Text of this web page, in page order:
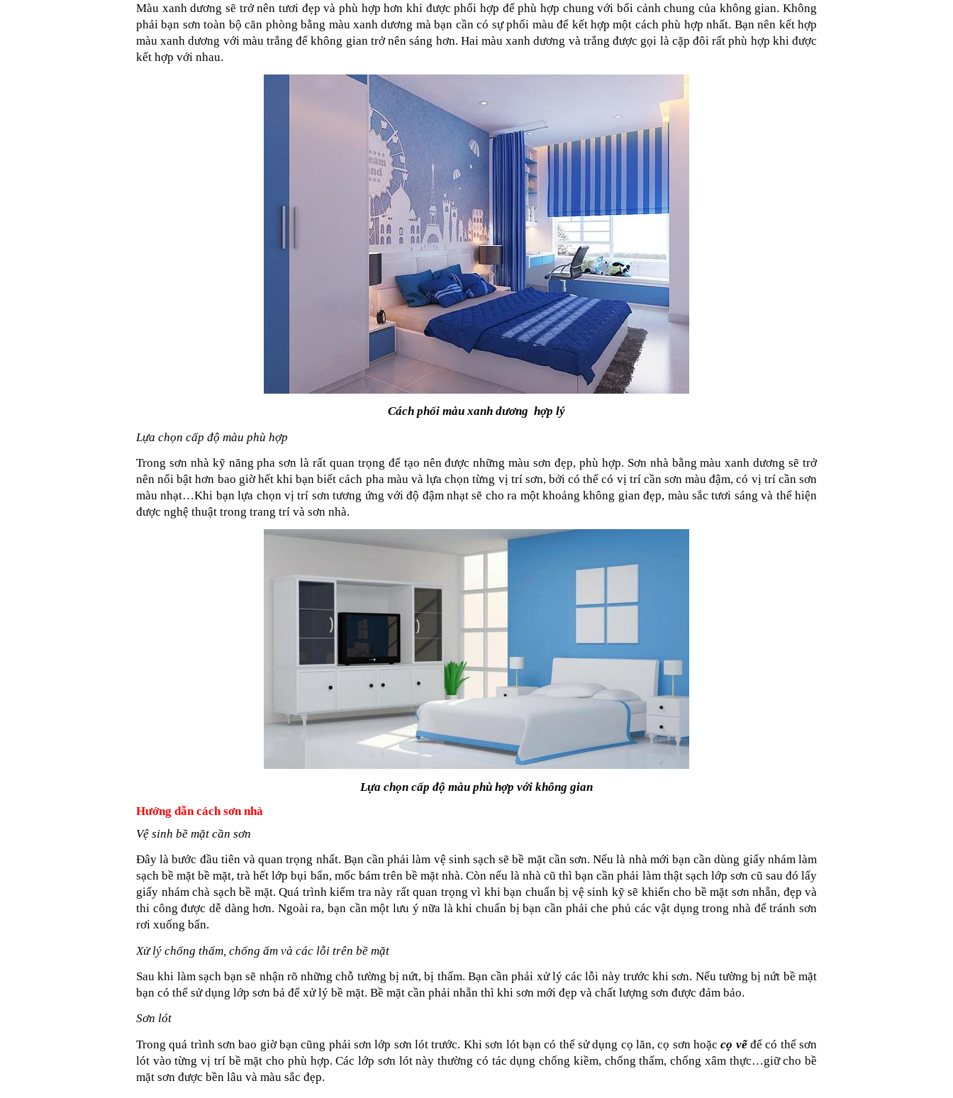
Màu xanh dương sẽ trở nên tươi đẹp và phù hợp hơn khi được phối hợp để phù hợp chung với bối cảnh chung của không gian. Không
phải bạn sơn toàn bộ căn phòng bằng màu xanh dương mà bạn cần có sự phối màu để kết hợp một cách phù hợp nhất. Bạn nên kết hợp
màu xanh dương với màu trắng để không gian trở nên sáng hơn. Hai màu xanh dương và trắng được gọi là cặp đôi rất phù hợp khi được
kết hợp với nhau.
Cách phối màu xanh dương  hợp lý
Lựa chọn cấp độ màu phù hợp
Trong sơn nhà kỹ năng pha sơn là rất quan trọng để tạo nên được những màu sơn đẹp, phù hợp. Sơn nhà bằng màu xanh dương sẽ trở
nên nổi bật hơn bao giờ hết khi bạn biết cách pha màu và lựa chọn từng vị trí sơn, bởi có thể có vị trí cần sơn màu đậm, có vị trí cần sơn
màu nhạt…Khi bạn lựa chọn vị trí sơn tương ứng với độ đậm nhạt sẽ cho ra một khoảng không gian đẹp, màu sắc tươi sáng và thể hiện
được nghệ thuật trong trang trí và sơn nhà.
Lựa chọn cấp độ màu phù hợp với không gian
Hướng dẫn cách sơn nhà
Vệ sinh bề mặt cần sơn
Đây là bước đầu tiên và quan trọng nhất. Bạn cần phải làm vệ sinh sạch sẽ bề mặt cần sơn. Nếu là nhà mới bạn cần dùng giấy nhám làm
sạch bề mặt bề mặt, trà hết lớp bụi bẩn, mốc bám trên bề mặt nhà. Còn nếu là nhà cũ thì bạn cần phải làm thật sạch lớp sơn cũ sau đó lấy
giấy nhám chà sạch bề mặt. Quá trình kiểm tra này rất quan trọng vì khi bạn chuẩn bị vệ sinh kỹ sẽ khiến cho bề mặt sơn nhẵn, đẹp và
thi công được dễ dàng hơn. Ngoài ra, bạn cần một lưu ý nữa là khi chuẩn bị bạn cần phải che phủ các vật dụng trong nhà để tránh sơn
rơi xuống bẩn.
Xử lý chống thấm, chống ẩm và các lỗi trên bề mặt
Sau khi làm sạch bạn sẽ nhận rõ những chỗ tường bị nứt, bị thấm. Bạn cần phải xử lý các lỗi này trước khi sơn. Nếu tường bị nứt bề mặt
bạn có thể sử dụng lớp sơn bả để xử lý bề mặt. Bề mặt cần phải nhẵn thì khi sơn mới đẹp và chất lượng sơn được đảm bảo.
Sơn lót
Trong quá trình sơn bao giờ bạn cũng phải sơn lớp sơn lót trước. Khi sơn lót bạn có thể sử dụng cọ lăn, cọ sơn hoặc cọ vẽ để có thể sơn
lót vào từng vị trí bề mặt cho phù hợp. Các lớp sơn lót này thường có tác dụng chống kiềm, chống thấm, chống xâm thực…giữ cho bề
mặt sơn được bền lâu và màu sắc đẹp.